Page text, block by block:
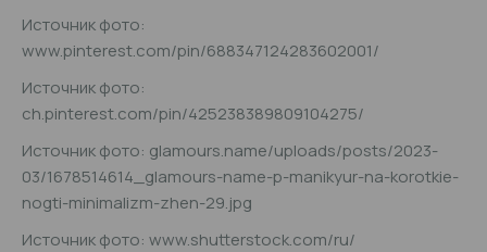
Источник фото:
www.pinterest.com/pin/688347124283602001/
Источник фото:
ch.pinterest.com/pin/425238389809104275/
Источник фото: glamours.name/uploads/posts/2023-
03/1678514614_glamours-name-p-manikyur-na-korotkie-
nogti-minimalizm-zhen-29.jpg
Источник фото: www.shutterstock.com/ru/